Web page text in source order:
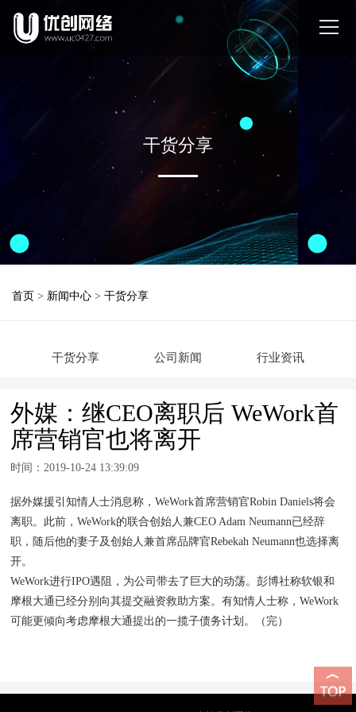
干货分享
首页 > 新闻中心 > 干货分享
干货分享 公司新闻 行业资讯
外媒：继CEO离职后 WeWork首
席营销官也将离开
时间：2019-10-24 13:39:09
据外媒援引知情人士消息称，WeWork首席营销官Robin Daniels将会
离职。此前，WeWork的联合创始人兼CEO Adam Neumann已经辞
职，随后他的妻子及创始人兼首席品牌官Rebekah Neumann也选择离
开。
WeWork进行IPO遇阻，为公司带去了巨大的动荡。彭博社称软银和
摩根大通已经分别向其提交融资救助方案。有知情人士称，WeWork
可能更倾向考虑摩根大通提出的一揽子债务计划。（完）